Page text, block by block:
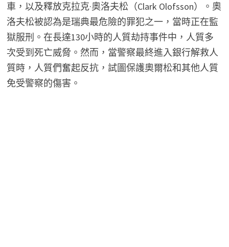
車，以及釋放克拉克·奧洛夫松（Clark Olofsson）。奧
洛夫松被認為是瑞典最危險的罪犯之一，當時正在監
獄服刑。在長達130小時的人質劫持事件中，人質多
次受到死亡威脅。然而，當警察最終進入銀行解救人
質時，人質們奮起反抗，試圖保護奧爾松和其他人質
免受警察的傷害。